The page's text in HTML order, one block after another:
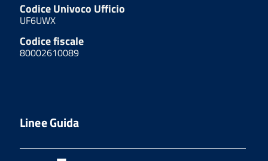
Codice Univoco Ufficio
UF6UWX
Codice fiscale
80002610089
Linee Guida